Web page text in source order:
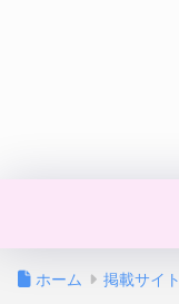
ホーム 掲載サイト